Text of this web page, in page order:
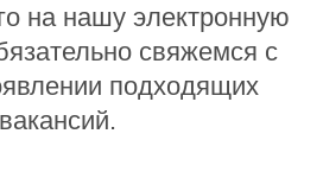
на нашу электронную
свяжемся с
подходящих
вакансий.